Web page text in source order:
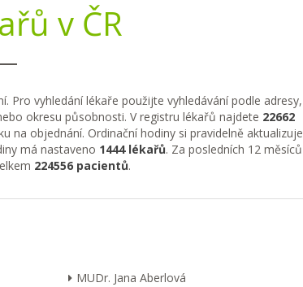
v ČR
Pro vyhledání lékaře použijte vyhledávání podle adresy,
okresu působnosti. V registru lékařů najdete 22662
na objednání. Ordinační hodiny si pravidelně aktualizuje
má nastaveno 1444 lékařů. Za posledních 12 měsíců
224556 pacientů.
MUDr. Jana Aberlová